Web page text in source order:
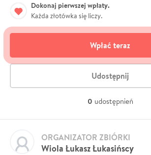
Dokonaj pierwszej wpłaty.
Każda złotówka się liczy.
Wpłać teraz
Udostępnij
0 udostępnień
Wiola Łukasz Łukasińscy
ORGANIZATOR ZBIÓRKI